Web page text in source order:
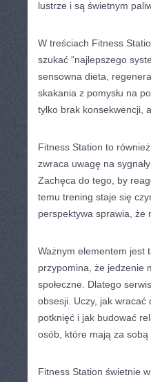
lustrze i są świetnym
W treściach Fitness
szukać “najlepszego
sensowna dieta,
skakania z pomysłu na
tylko brak konsekwencji,
Fitness Station to
zwraca uwagę na
Zachęca do tego, by
temu trening staje się
perspektywa sprawia, że
Ważnym elementem jest
przypomina, że jedzenie
społeczne. Dlatego
obsesji. Uczy, jak
potknięć i jak budować
osób, które mają za sobą
Fitness Station świetnie